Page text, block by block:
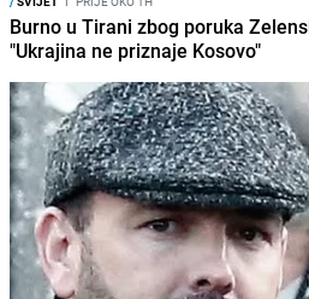
Burno u Tirani zbog poruka
"Ukrajina ne priznaje Kosovo"